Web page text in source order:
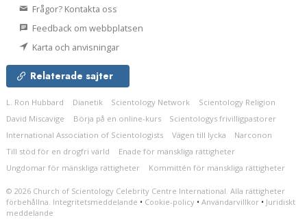
Frågor? Kontakta oss
Feedback om webbplatsen
Karta och anvisningar
Relaterade sajter
L. Ron Hubbard Dianetik Scientology Network
Scientology Religion
David Miscavige
Börja på en online-kurs
Scientologys frivilligpastorer
International Association of Scientologists
Vägen till lycka
Narconon
Till stöd för en drogfri värld
Enade för mänskliga rättigheter
Ungdomar för mänskliga rättigheter
Kommittén för mänskliga rättigheter
© 2026 Church of Scientology Celebrity Centre International. Alla rättigheter
förbehållna. Integritetsmeddelande • Cookie-policy • Användarvillkor • Juridiskt
meddelande